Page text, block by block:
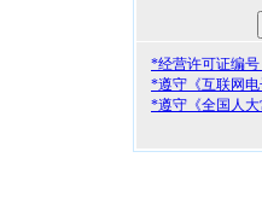
*经营许可证编号
*遵守《互联网电
*遵守《全国人大